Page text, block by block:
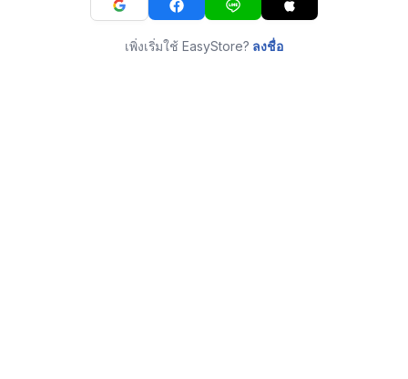
เพิ่งเริ่มใช้ EasyStore? ลงชื่อ